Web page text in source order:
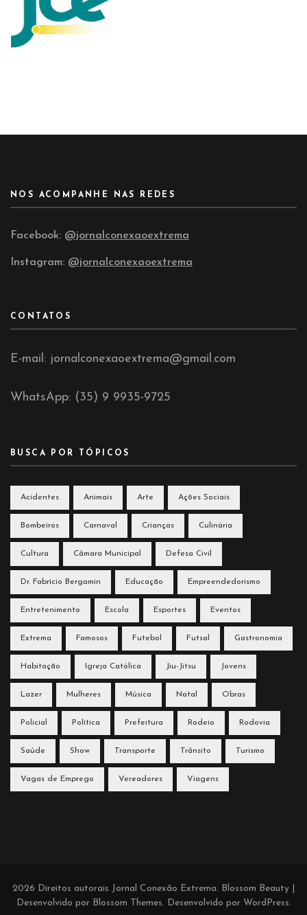
NOS ACOMPANHE NAS REDES
Facebook: @jornalconexaoextrema
Instagram: @jornalconexaoextrema
CONTATOS
E-mail: jornalconexaoextrema@gmail.com
WhatsApp: (35) 9 9935-9725
BUSCA POR TÓPICOS
Acidentes Animais Arte Ações Sociais
Bombeiros Carnaval Crianças Culinária
Cultura Câmara Municipal Defesa Civil
Dr. Fabrício Bergamin Educação Empreendedorismo
Entretenimento Escola Esportes Eventos
Extrema Famosos Futebol Futsal Gastronomia
Habitação Igreja Católica Jiu-Jitsu Jovens
Lazer Mulheres Música Natal Obras
Policial Política Prefeitura Rodeio Rodovia
Saúde Show Transporte Trânsito Turismo
Vagas de Emprego Vereadores Viagens
2026 Direitos autorais Jornal Conexão Extrema. Blossom Beauty |
Desenvolvido por Blossom Themes. Desenvolvido por WordPress.